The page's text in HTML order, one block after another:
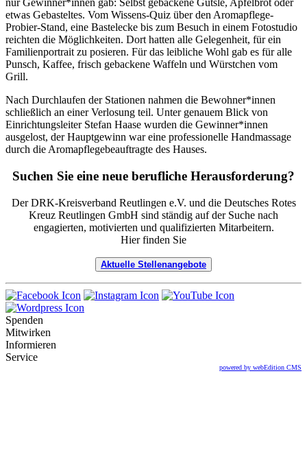
nur Gewinner*innen gab: Selbst gebackene Gutsle, Apfelbrot oder
etwas Gebasteltes. Vom Wissens-Quiz über den Aromapflege-
Probier-Stand, eine Bastelecke bis zum Besuch in einem Fotostudio
reichten die Möglichkeiten. Dort hatten alle Gelegenheit, für ein
Familienportrait zu posieren. Für das leibliche Wohl gab es für alle
Punsch, Kaffee, frisch gebackene Waffeln und Würstchen vom
Grill.
Nach Durchlaufen der Stationen nahmen die Bewohner*innen
schließlich an einer Verlosung teil. Unter genauem Blick von
Einrichtungsleiter Stefan Haase wurden die Gewinner*innen
ausgelost, der Hauptgewinn war eine professionelle Handmassage
durch die Aromapflegebeauftragte des Hauses.
Suchen Sie eine neue berufliche Herausforderung?
Der DRK-Kreisverband Reutlingen e.V. und die Deutsches Rotes
Kreuz Reutlingen GmbH sind ständig auf der Suche nach
engagierten, motivierten und qualifizierten Mitarbeitern.
Hier finden Sie
Aktuelle Stellenangebote
Spenden
Mitwirken
Informieren
Service
powered by webEdition CMS